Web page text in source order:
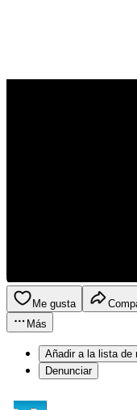
Me gusta
Más
Añadir a la lista de
Denunciar